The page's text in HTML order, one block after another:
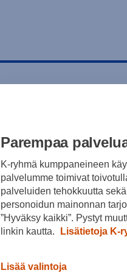
Parempaa
K-ryhmä kumppaneineen
palvelumme toimivat
palveluiden tehokkuutta
personoidun mainonnan
”Hyväksy kaikki”. Pystyt
linkin kautta.
Lisätietoja K-
Lisää valintoja